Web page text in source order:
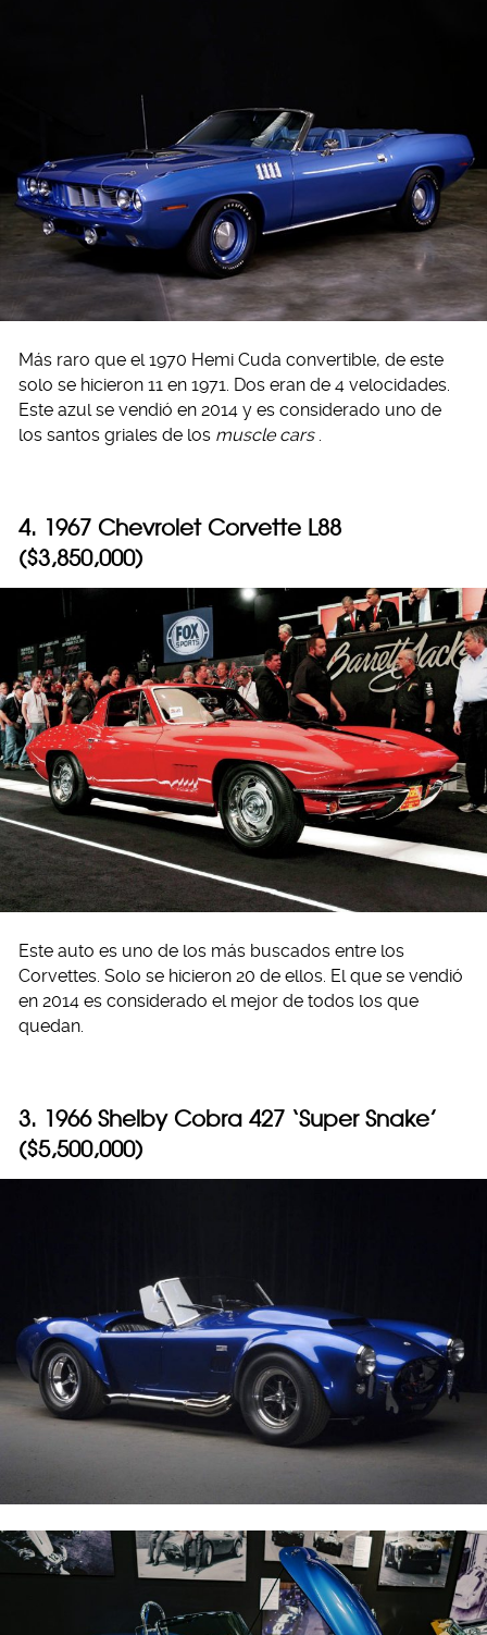
Más raro que el 1970 Hemi Cuda convertible, de este
solo se hicieron 11 en 1971. Dos eran de 4 velocidades.
Este azul se vendió en 2014 y es considerado uno de
los santos griales de los muscle cars
4. 1967 Chevrolet Corvette L88
($3,850,000)
Este auto es uno de los más buscados entre los
Corvettes. Solo se hicieron 20 de ellos. El que se vendió
en 2014 es considerado el mejor de todos los que
quedan.
3. 1966 Shelby Cobra 427 ‘Super Snake’
($5,500,000)